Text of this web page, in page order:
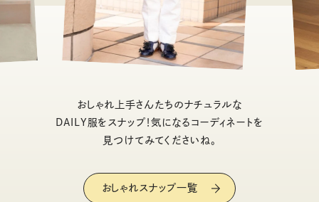
おしゃれ上手さんたちのナチュラルな
DAILY服をスナップ！気になるコーディネートを
見つけてみてくださいね。
おしゃれスナップ一覧